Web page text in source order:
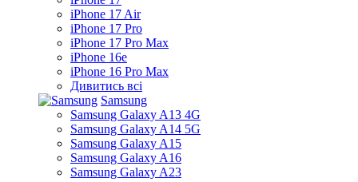
iPhone 17 Air
iPhone 17 Pro
iPhone 17 Pro Max
iPhone 16e
iPhone 16 Pro Max
Дивитись всі
Samsung
Samsung Galaxy A13 4G
Samsung Galaxy A14 5G
Samsung Galaxy A15
Samsung Galaxy A16
Samsung Galaxy A23